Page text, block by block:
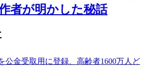
者が明かした秘話
公金受取用に登録、高齢者1600万人ど